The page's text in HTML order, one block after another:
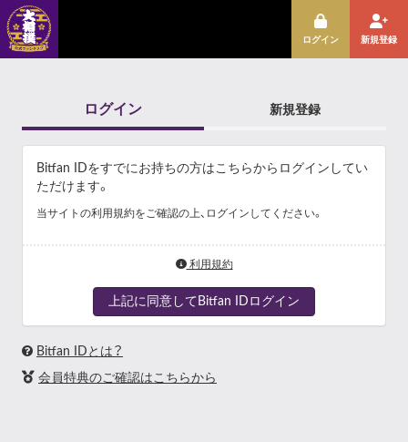
ログイン 新規登録
ログイン 新規登録
Bitfan IDをすでにお持ちの方はこちらからログインしてい
ただけます。
当サイトの利用規約をご確認の上、ログインしてください。
利用規約
上記に同意してBitfan IDログイン
Bitfan IDとは？
会員特典のご確認はこちらから